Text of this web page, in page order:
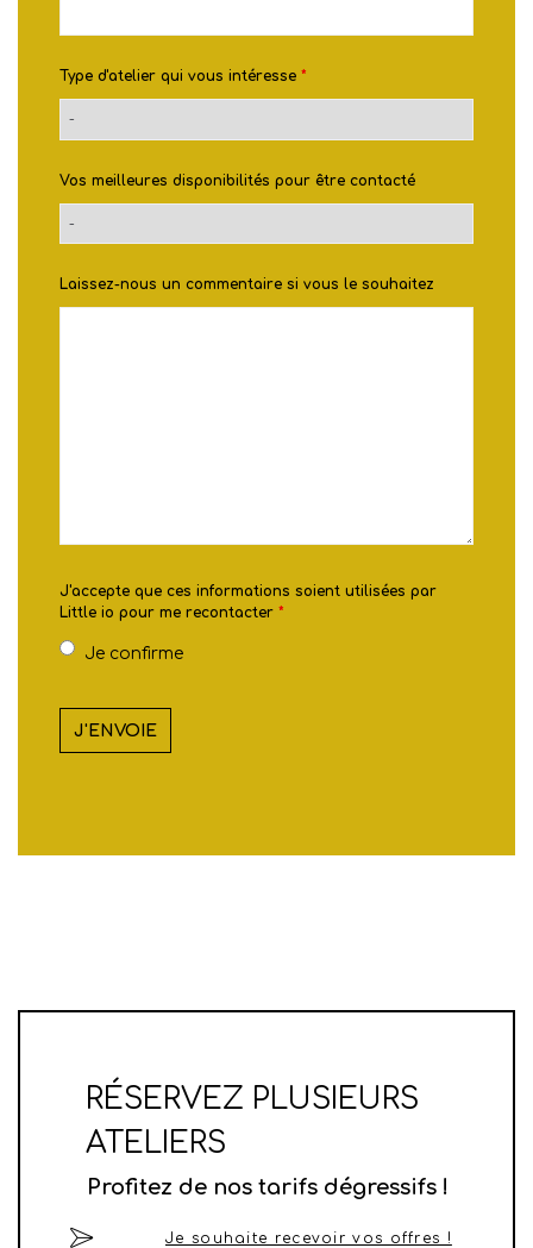
Type d'atelier qui vous intéresse *
Vos meilleures disponibilités pour être contacté
Laissez-nous un commentaire si vous le souhaitez
J'accepte que ces informations soient utilisées par
Little io pour me recontacter *
Je confirme
RÉSERVEZ PLUSIEURS
ATELIERS
Profitez de nos tarifs dégressifs !
Je souhaite recevoir vos offres !